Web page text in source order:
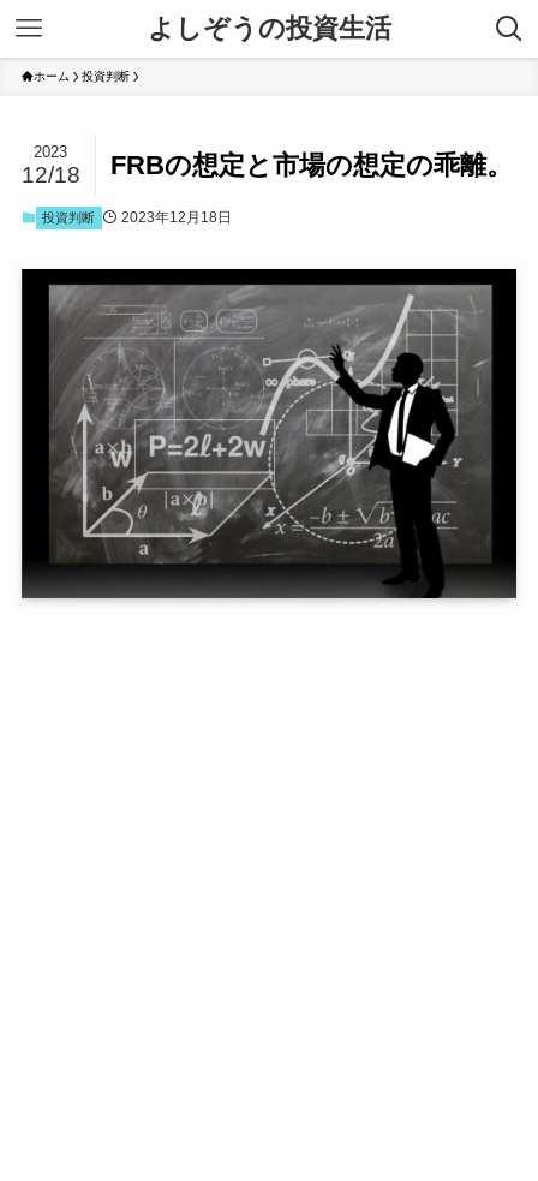
よしぞうの投資生活
ホーム 投資判断
FRBの想定と市場の想定の乖離。
2023
12/18
投資判断 2023年12月18日